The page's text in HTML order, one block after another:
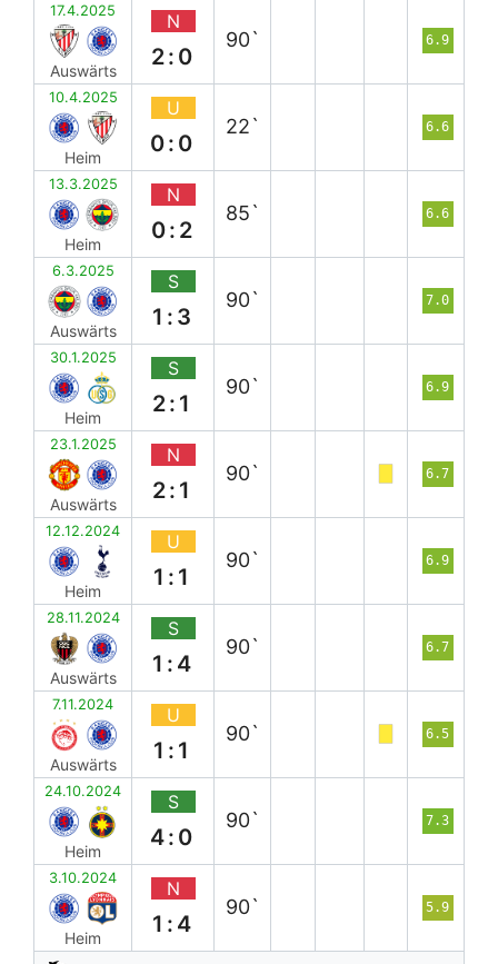
17.4.2025
Auswärts
N
2:0
90` 6.9
10.4.2025
Heim
U
0:0
22` 6.6
13.3.2025
Heim
N
0:2
85` 6.6
6.3.2025
Auswärts
S
1:3
90` 7.0
30.1.2025
Heim
S
2:1
90` 6.9
23.1.2025
Auswärts
N
2:1
90` 6.7
12.12.2024
Heim
U
1:1
90` 6.9
28.11.2024
Auswärts
S
1:4
90` 6.7
7.11.2024
Auswärts
U
1:1
90` 6.5
24.10.2024
Heim
S
4:0
90` 7.3
3.10.2024
Heim
N
1:4
90` 5.9